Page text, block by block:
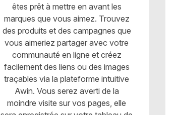
êtes prêt à mettre en avant les
marques que vous aimez. Trouvez
des produits et des campagnes que
vous aimeriez partager avec votre
communauté en ligne et créez
facilement des liens ou des images
traçables via la plateforme intuitive
Awin. Vous serez averti de la
moindre visite sur vos pages, elle